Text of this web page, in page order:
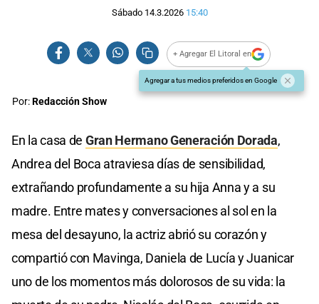
Sábado 14.3.2026 15:40
+ Agregar El Litoral en
Agregar a tus medios preferidos en Google
Por:Redacción Show
En la casa de Gran Hermano Generación Dorada,
Andrea del Boca atraviesa días de sensibilidad,
extrañando profundamente a su hija Anna y a su
madre. Entre mates y conversaciones al sol en la
mesa del desayuno, la actriz abrió su corazón y
compartió con Mavinga, Daniela de Lucía y Juanicar
uno de los momentos más dolorosos de su vida: la